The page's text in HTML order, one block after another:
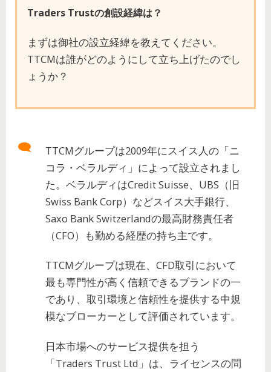
Traders Trustの創設経緯は？
まずは御社の設立経緯を教えてください。
TTCMは誰がどのようにして立ち上げたのでし
ょうか？
TTCMグループは2009年にスイス人の「ニ
コラ・ベラルディ」によって設立されまし
た。ベラルディはCredit Suisse、UBS（旧
Swiss Bank Corp）などスイス大手銀行、
Saxo Bank Switzerlandの最高財務責任者
（CFO）も勤める経歴の持ち主です。
TTCMグループは現在、CFD取引において
最も専門性が高く信頼できるブランドの一
であり、取引環境と信頼性を提供する中規
模なブローカーとして評価されています。
日本市場へのサービス提供を担う
「Traders Trust Ltd」は、ライセンスの問